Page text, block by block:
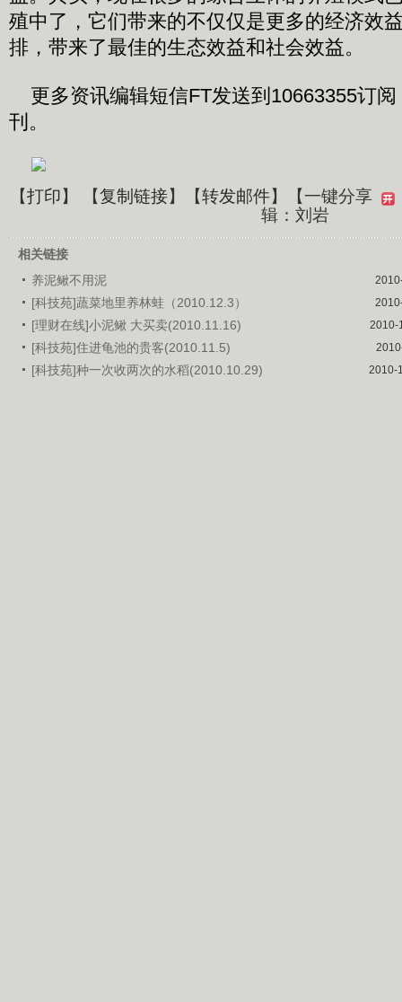
殖中了，它们带来的不仅仅是更多的经济效
排，带来了最佳的生态效益和社会效益。
更多资讯编辑短信FT发送到10663355订阅
刊。
【打印】 【复制链接】【转发邮件】
【一键分享
辑：刘岩
相关链接
养泥鳅不用泥
[科技苑]蔬菜地里养林蛙（2010.12.3）
[理财在线]小泥鳅 大买卖(2010.11.16) 2010-
[科技苑]住进龟池的贵客(2010.11.5)
[科技苑]种一次收两次的水稻(2010.10.29) 2010-